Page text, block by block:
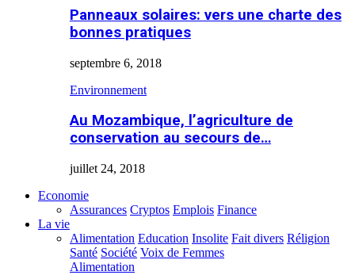
Panneaux solaires: vers une charte des
bonnes pratiques
septembre 6, 2018
Environnement
Au Mozambique, l’agriculture de
conservation au secours de…
juillet 24, 2018
Economie
Assurances Cryptos Emplois Finance
La vie
Alimentation Education Insolite Fait divers Réligion
Santé Société Voix de Femmes
Alimentation